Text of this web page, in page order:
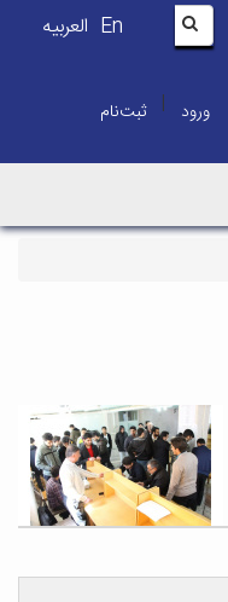
En العربیه
ورود | ثبت‌نام